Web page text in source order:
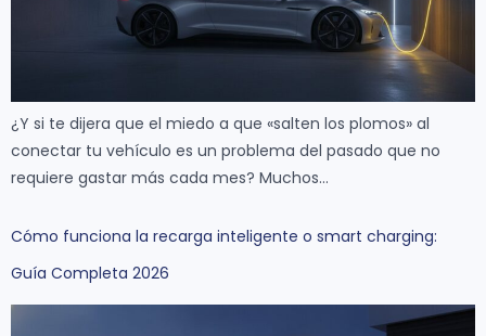
¿Y si te dijera que el miedo a que «salten los plomos» al
conectar tu vehículo es un problema del pasado que no
requiere gastar más cada mes? Muchos…
Cómo funciona la recarga inteligente o smart charging:
Guía Completa 2026